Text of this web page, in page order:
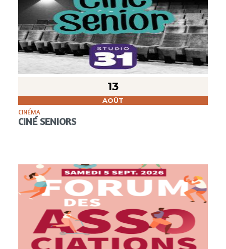
13
AOÛT
CINÉMA
CINÉ SENIORS